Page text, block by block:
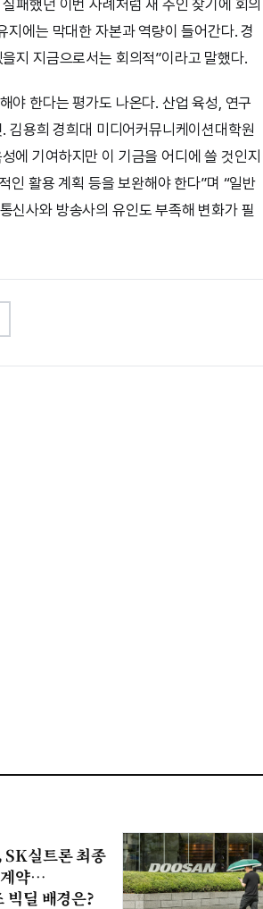
패했던 이번 사례처럼 새 주인 찾기에 회의
에는 막대한 자본과 역량이 들어간다. 경
지 지금으로서는 회의적”이라고 말했다.
야 한다는 평가도 나온다. 산업 육성, 연구
김용희 경희대 미디어커뮤니케이션대학원
에 기여하지만 이 기금을 어디에 쓸 것인지
인 활용 계획 등을 보완해야 한다”며 “일반
신사와 방송사의 유인도 부족해 변화가 필
SK실트론 최종
약…
빅딜 배경은?